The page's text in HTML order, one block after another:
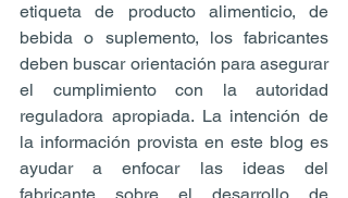
etiqueta de producto alimenticio, de
bebida o suplemento, los fabricantes
deben buscar orientación para asegurar
el cumplimiento con la autoridad
reguladora apropiada. La intención de
la información provista en este blog es
ayudar a enfocar las ideas del